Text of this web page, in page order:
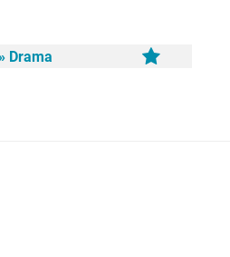
Drama